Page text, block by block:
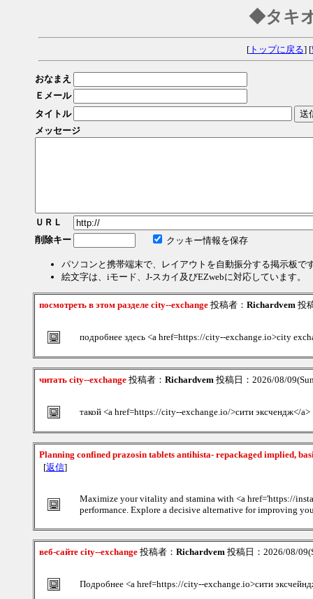
◆タキ
[トップに戻る] [
おなまえ
Ｅメール
タイトル
メッセージ
ＵＲＬ
削除キー
クッキー情報を保存
パソコンと携帯端末で、レイアウトを自動振分する掲示板で
絵文字は、iモード、J-スカイ及びEZwebに対応しています。
посмотреть в этом разделе city--exchange 投稿者： Richardvem 投
подробнее здесь <a href=https://city--exchange.io>city
читать city--exchange 投稿者： Richardvem 投稿日：2026/08/
такой <a href=https://city--exchange.io/>сити эксчендж</a>
Planning confined prazosin tablets antihista- repackaged implied,
[返信]
Maximize your vitality and stamina with <a href='https://
performance. Explore a decisive alternative for improving
веб-сайте city--exchange 投稿者： Richardvem 投稿日：2026/08/
Подробнее <a href=https://city--exchange.io>сити